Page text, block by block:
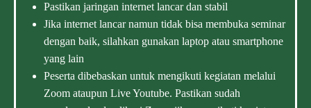
Pastikan jaringan internet lancar dan stabil
Jika internet lancar namun tidak bisa membuka seminar
dengan baik, silahkan gunakan laptop atau smartphone
yang lain
Peserta dibebaskan untuk mengikuti kegiatan melalui
Zoom ataupun Live Youtube. Pastikan sudah